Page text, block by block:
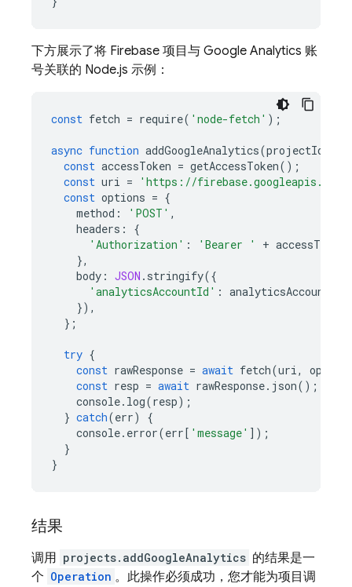
下方展示了将 Firebase 项目与 Google Analytics 账
号关联的 Node.js 示例：
const fetch = require( 'node-fetch' );
async function addGoogleAnalytics(projectId
const accessToken = getAccessToken();
const uri =
'https://
const options = {
method : 'POST' ,
headers :
{
'Authorization' : 'Bearer ' + accessToken
},
body : JSON . stringify({
'analyticsAccountId' : analyticsAccountId
}),
};
try {
const rawResponse = await fetch(uri,
const resp = await rawResponse. json();
console. log(resp);
} catch(err)
{
console. error(err[ 'message' ]);
}
}
结果
调用 projects.addGoogleAnalytics 的结果是一
个 Operation 。此操作必须成功，您才能为项目调